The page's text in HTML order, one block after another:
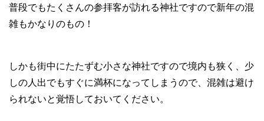
普段でもたくさんの参拝客が訪れる神社ですので新年の混
雑もかなりのもの！
しかも街中にたたずむ小さな神社ですので境内も狭く、少
しの人出でもすぐに満杯になってしまうので、混雑は避け
られないと覚悟しておいてください。